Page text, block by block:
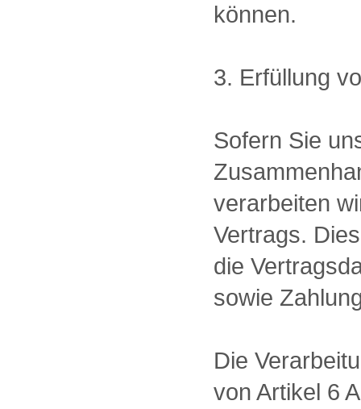
können.
3. Erfüllung
Sofern Sie
verarbeiten
Vertrags.
die
sowie
Die
von Artikel 6